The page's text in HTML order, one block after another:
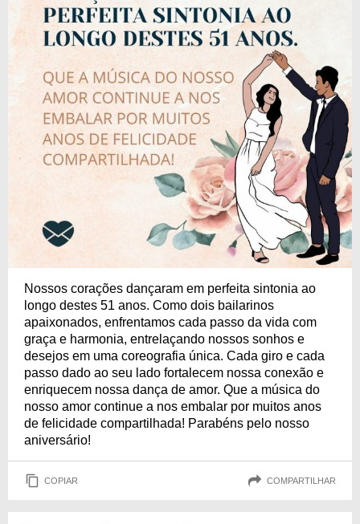
Nossos corações dançaram em perfeita sintonia ao
longo destes 51 anos. Como dois bailarinos
apaixonados, enfrentamos cada passo da vida com
graça e harmonia, entrelaçando nossos sonhos e
desejos em uma coreografia única. Cada giro e cada
passo dado ao seu lado fortalecem nossa conexão e
enriquecem nossa dança de amor. Que a música do
nosso amor continue a nos embalar por muitos anos
de felicidade compartilhada! Parabéns pelo nosso
aniversário!
COPIAR COMPARTILHAR